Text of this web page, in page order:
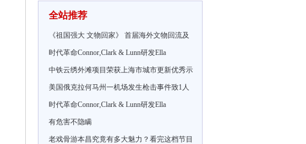
全站推荐
《祖国强大 文物回家》 首届海外文物回流及
时代革命Connor,Clark & Lunn研发Ella
中铁云绣外滩项目荣获上海市城市更新优秀示
美国俄克拉何马州一机场发生枪击事件致1人
时代革命Connor,Clark & Lunn研发Ella
有危害不隐瞒
老戏骨游本昌究竟有多大魅力？看完这档节目